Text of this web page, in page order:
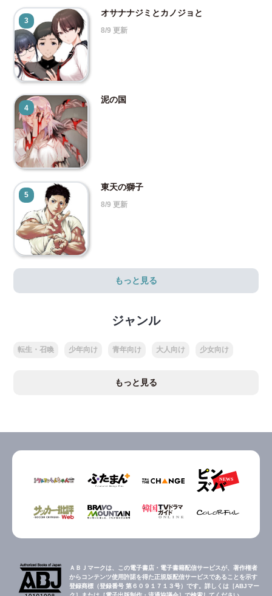
3
オサナナジミとカノジョと
8/9 更新
4
泥の国
5
東天の獅子
8/9 更新
もっと見る
ジャンル
転生・召喚 少年向け 青年向け 大人向け 少女向け
もっと見る
ＡＢＪマークは、この電子書店・電子書籍配信サービスが、著作権者
からコンテンツ使用許諾を得た正規版配信サービスであることを示す
登録商標（登録番号 第６０９１７１３号）です。詳しくは［ABJマー